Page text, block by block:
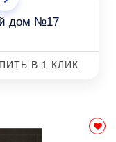
дом №17
В 1 КЛИК